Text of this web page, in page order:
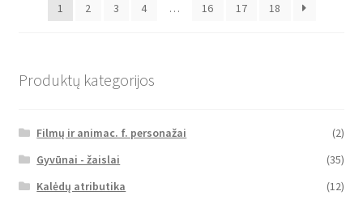
1 2 3 4 … 16 17 18
Produktų kategorijos
Filmų ir animac. f. personažai
(2)
Gyvūnai - žaislai
(35)
Kalėdų atributika
(12)